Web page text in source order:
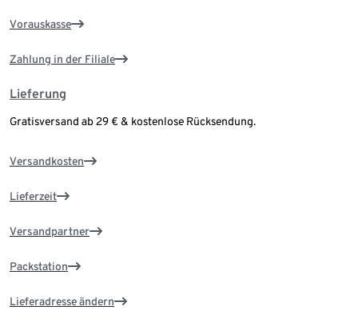
Vorauskasse
Zahlung in der Filiale
Lieferung
Gratisversand ab 29 € & kostenlose Rücksendung.
Versandkosten
Lieferzeit
Versandpartner
Packstation
Lieferadresse ändern